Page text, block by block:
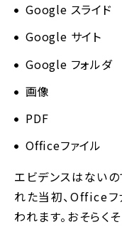
Google スライド
Google サイト
Google フォルダ
画像
PDF
Officeファイル
エビデンスはない
れた当初、Officeフ
われます。おそらく